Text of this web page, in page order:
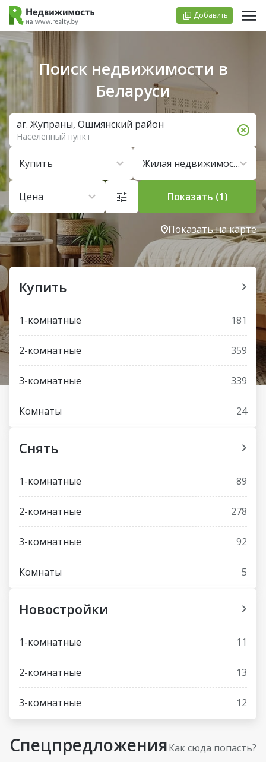
Добавить
Поиск недвижимости в
Беларуси
Купить Жилая недвижимость
Цена
аг. Жупраны, Ошмянский район
Населенный пункт
Показать (1)
Показать на карте
Купить
1-комнатные 181
2-комнатные 359
3-комнатные 339
Комнаты 24
Снять
1-комнатные 89
2-комнатные 278
3-комнатные 92
Комнаты 5
Новостройки
1-комнатные 11
2-комнатные 13
3-комнатные 12
СпецпредложенияКак сюда попасть?